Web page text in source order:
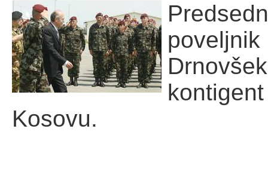
Kosovu.